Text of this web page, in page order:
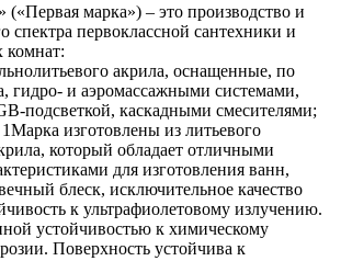
марка») – это производство и
спектра первоклассной сантехники и
комнат:
акрила, оснащенные, по
гидро- и аэромассажными системами,
подсветкой, каскадными смесителями;
изготовлены из литьевого
который обладает отличными
для изготовления ванн,
блеск, исключительное качество
к ультрафиолетовому излучению.
устойчивостью к химическому
Поверхность устойчива к